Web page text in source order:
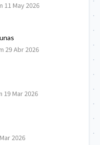
11 May 2026
29 Abr 2026
19 Mar 2026
2026